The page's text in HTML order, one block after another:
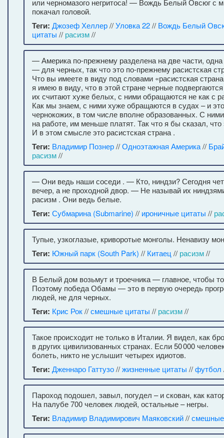
или черномазого негритоса! — Вождь Белый Овсюг с
покачал головой.
Теги: Джозеф Хеллер//Уловка 22// Вождь Белый
цитаты // расизм//
— Америка по-прежнему разделена на две части,
— для черных, так что это по-прежнему расистская
Что вы имеете в виду под словами «расистская
я имею в виду, что в этой стране черные
их считают хуже белых, с ними обращаются не как с
Как мы знаем, с ними хуже обращаются в судах – и
чернокожих, в том числе вполне образованных. С
на работе, им меньше платят. Так что я бы сказал, что
И в этом смысле это расистская страна .
Теги: Владимир Познер//Одноэтажная Америка//
расизм//
— Они ведь наши соседи . — Кто, ниндзи? Сегодня
вечер, а не проходной двор. — Не называй их
расизм . Они ведь белые.
Теги: Субмарина (Submarine) // ироничные цитаты //
Тупые, узкоглазые, криворотые монголы. Ненавизу
Теги: Южный парк (South Park) // Китаец // расизм//
В Белый дом возьмут и троечника — главное, чтобы
Поэтому победа Обамы — это в первую очередь
людей, не для черных.
Теги: Крис Рок//смешные цитаты // расизм//
Такое происходит не только в Италии. Я видел, как
в других цивилизованных странах. Если 50 000
болеть, никто не услышит четырех идиотов.
Теги: Дженнаро Гаттузо//жизненные цитаты //футбол
Пароход подошел, завыл, погудел – и скован, как
На палубе 700 человек людей, остальные – негры.
Теги: Владимир Владимирович Маяковский//